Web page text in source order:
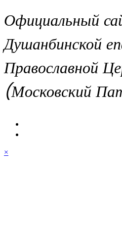
Официальный
Душанбинской
Православной
(Московский
×